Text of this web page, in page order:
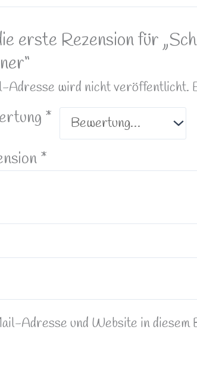
erste Rezension für
Adresse wird nicht veröffentlicht.
*
*
Adresse und Website in